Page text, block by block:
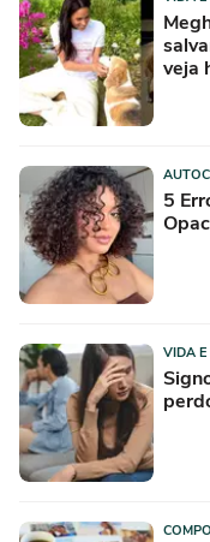
veja
5
VIDA E